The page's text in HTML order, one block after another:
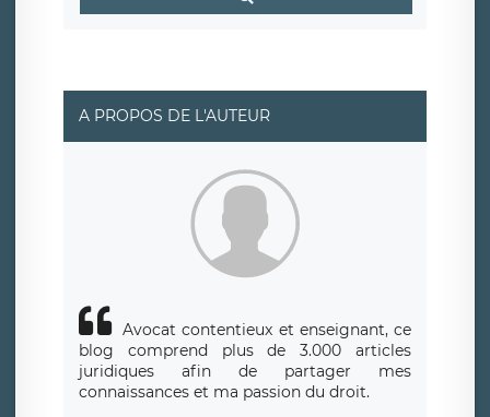
A PROPOS DE L'AUTEUR
Avocat contentieux et enseignant, ce
blog comprend plus de 3.000 articles
juridiques afin de partager mes
connaissances et ma passion du droit.